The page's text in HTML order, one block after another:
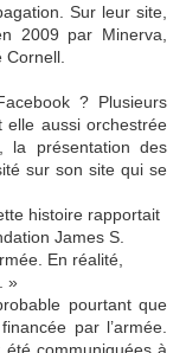
Sur leur site,
2009 par Minerva,
Cornell.
? Plusieurs
elle aussi orchestrée
la présentation des
sur son site qui se
histoire rapportait
James S.
En réalité,
»
pourtant que
par l’armée.
communiquées à